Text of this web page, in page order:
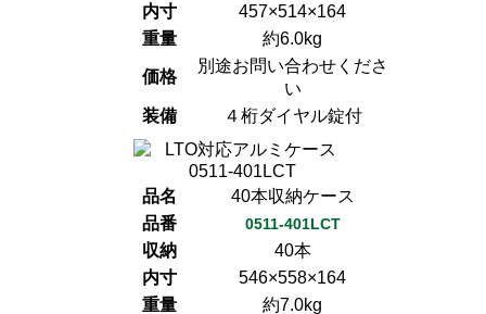
内寸
457×514×164
重量
約6.0kg
価格
別途お問い合わせくださ
い
装備
４桁ダイヤル錠付
品名
40本収納ケース
品番
0511-401LCT
収納
40本
内寸
546×558×164
重量
約7.0kg